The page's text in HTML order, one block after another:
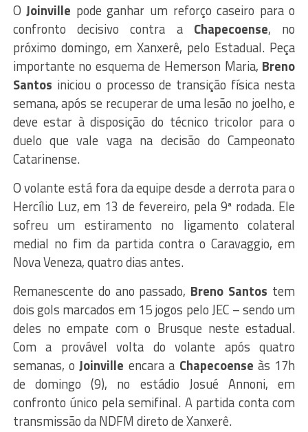
OJoinville pode ganhar um reforço caseiro para o
confronto decisivo contra a Chapecoense, no
próximo domingo, em Xanxerê, pelo Estadual. Peça
importante no esquema de Hemerson Maria, Breno
Santos iniciou o processo de transição física nesta
semana, após se recuperar de uma lesão no joelho, e
deve estar à disposição do técnico tricolor para o
duelo que vale vaga na decisão do Campeonato
Catarinense.
O volante está fora da equipe desde a derrota para o
Hercílio Luz, em 13 de fevereiro, pela 9ª rodada. Ele
sofreu um estiramento no ligamento colateral
medial no fim da partida contra o Caravaggio, em
Nova Veneza, quatro dias antes.
Remanescente do ano passado, Breno Santos tem
dois gols marcados em 15 jogos pelo JEC – sendo um
deles no empate com o Brusque neste estadual.
Com a provável volta do volante após quatro
semanas, oJoinville encara a Chapecoense às 17h
de domingo (9), no estádio Josué Annoni, em
confronto único pela semifinal. A partida conta com
transmissão da NDFM direto de Xanxerê.